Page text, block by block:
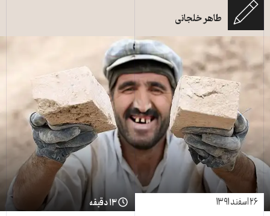
طاهر خلجانی
۲۶ اسفند ۱۳۹۱ ۱۳ دقیقه